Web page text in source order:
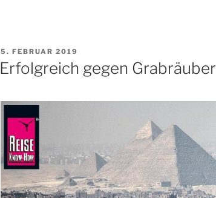
VERÖFFENTLICHT
AM
5. FEBRUAR 2019
Erfolgreich gegen Grabräuber